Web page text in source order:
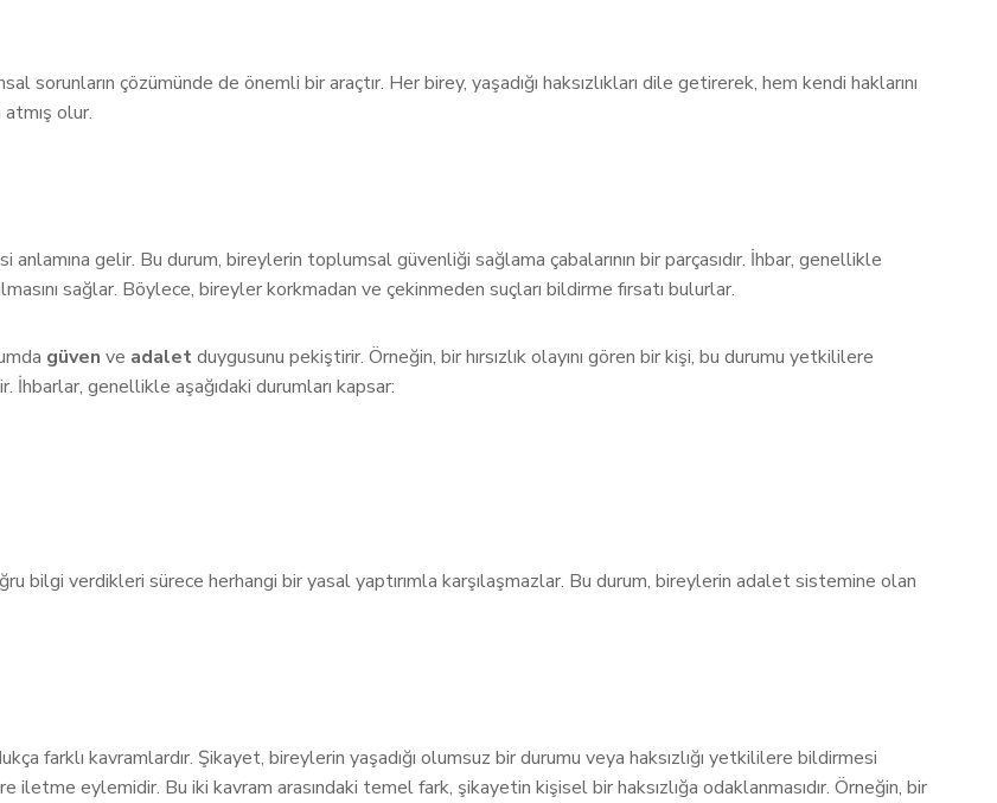
sorunların çözümünde de önemli bir araçtır. Her birey, yaşadığı haksızlıkları dile getirerek, hem kendi haklarını
olur.
gelir. Bu durum, bireylerin toplumsal güvenliği sağlama çabalarının bir parçasıdır. İhbar, genellikle
sağlar. Böylece, bireyler korkmadan ve çekinmeden suçları bildirme fırsatı bulurlar.
güven ve adaletduygusunu pekiştirir. Örneğin, bir hırsızlık olayını gören bir kişi, bu durumu yetkililere
genellikle aşağıdaki durumları kapsar:
bilgi verdikleri sürece herhangi bir yasal yaptırımla karşılaşmazlar. Bu durum, bireylerin adalet sistemine olan
farklı kavramlardır. Şikayet, bireylerin yaşadığı olumsuz bir durumu veya haksızlığı yetkililere bildirmesi
iletme eylemidir. Bu iki kavram arasındaki temel fark, şikayetin kişisel bir haksızlığa odaklanmasıdır. Örneğin, bir